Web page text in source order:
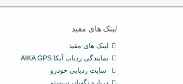
لینک های مفید
لینک های مفید
نمایندگی ردیاب آیکا AIKA GPS
سایت ردیابی خودرو